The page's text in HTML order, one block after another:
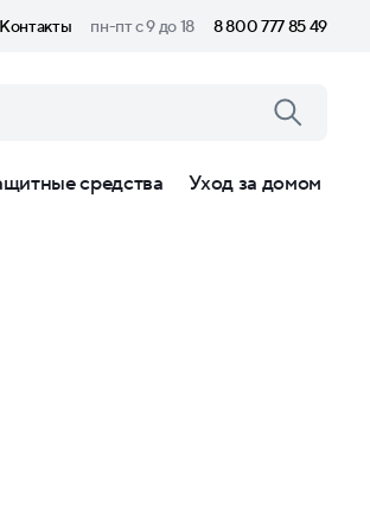
Контакты пн-пт с 9 до 18 8 800 777 85 49
средства Уход за домом